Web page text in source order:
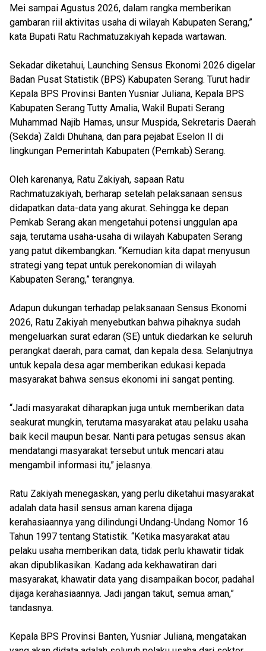
Mei sampai Agustus 2026, dalam rangka memberikan
gambaran riil aktivitas usaha di wilayah Kabupaten Serang,”
kata Bupati Ratu Rachmatuzakiyah kepada wartawan.
Sekadar diketahui, Launching Sensus Ekonomi 2026 digelar
Badan Pusat Statistik (BPS) Kabupaten Serang. Turut hadir
Kepala BPS Provinsi Banten Yusniar Juliana, Kepala BPS
Kabupaten Serang Tutty Amalia, Wakil Bupati Serang
Muhammad Najib Hamas, unsur Muspida, Sekretaris Daerah
(Sekda) Zaldi Dhuhana, dan para pejabat Eselon II di
lingkungan Pemerintah Kabupaten (Pemkab) Serang.
Oleh karenanya, Ratu Zakiyah, sapaan Ratu
Rachmatuzakiyah, berharap setelah pelaksanaan sensus
didapatkan data-data yang akurat. Sehingga ke depan
Pemkab Serang akan mengetahui potensi unggulan apa
saja, terutama usaha-usaha di wilayah Kabupaten Serang
yang patut dikembangkan. “Kemudian kita dapat menyusun
strategi yang tepat untuk perekonomian di wilayah
Kabupaten Serang,” terangnya.
Adapun dukungan terhadap pelaksanaan Sensus Ekonomi
2026, Ratu Zakiyah menyebutkan bahwa pihaknya sudah
mengeluarkan surat edaran (SE) untuk diedarkan ke seluruh
perangkat daerah, para camat, dan kepala desa. Selanjutnya
untuk kepala desa agar memberikan edukasi kepada
masyarakat bahwa sensus ekonomi ini sangat penting.
“Jadi masyarakat diharapkan juga untuk memberikan data
seakurat mungkin, terutama masyarakat atau pelaku usaha
baik kecil maupun besar. Nanti para petugas sensus akan
mendatangi masyarakat tersebut untuk mencari atau
mengambil informasi itu,” jelasnya.
Ratu Zakiyah menegaskan, yang perlu diketahui masyarakat
adalah data hasil sensus aman karena dijaga
kerahasiaannya yang dilindungi Undang-Undang Nomor 16
Tahun 1997 tentang Statistik. “Ketika masyarakat atau
pelaku usaha memberikan data, tidak perlu khawatir tidak
akan dipublikasikan. Kadang ada kekhawatiran dari
masyarakat, khawatir data yang disampaikan bocor, padahal
dijaga kerahasiaannya. Jadi jangan takut, semua aman,”
tandasnya.
Kepala BPS Provinsi Banten, Yusniar Juliana, mengatakan